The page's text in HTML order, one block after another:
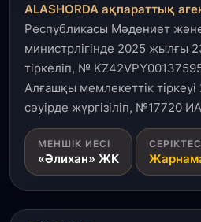
салынып жатыр
1 тамыз, 2026
Кинопоиск Қазақстан
танымал онлайн-
31 шілде, 2026
Ақмола облысындағы
ұстаздар «Әділет»
айтты
ALASHORDA ақпараттық
Республикасы Мәдениет
министрлігінде 2025 жылғы
тіркеліп, № KZ42VPY00137595
Алғашқы мемлекеттік
сәуірде жүргізіліп, №17720 ИА
МЕНШІК ИЕСІ
«Әлихан» ЖК